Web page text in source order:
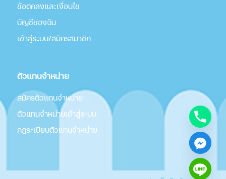
ข้อตกลงและเงื่อนไข
บัญชีของฉัน
เข้าสู่ระบบ/สมัครสมาชิก
ตัวแทนจำหน่าย
สมัครตัวแทนจำหน่าย
ตัวแทนจำหน่ายเข้าสู่ระบบ
กฎระเบียบตัวแทนจำหน่าย